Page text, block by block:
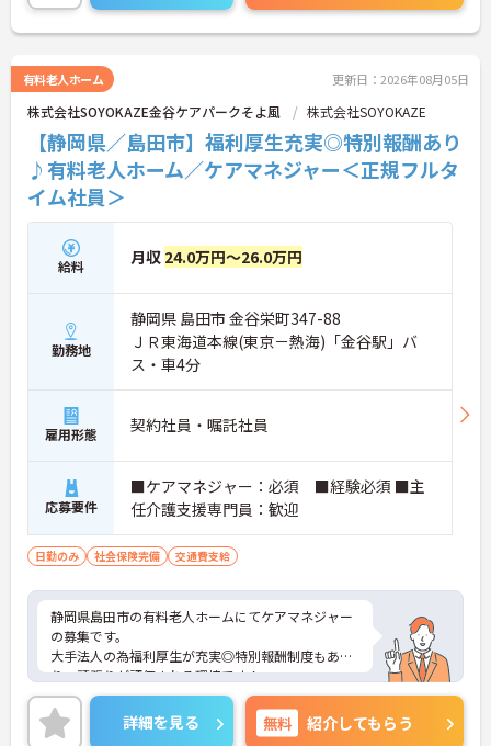
有料老人ホーム 更新日：2026年08月05日
株式会社SOYOKAZE金谷ケアパークそよ風 株式会社SOYOKAZE
【静岡県／島田市】福利厚生充実◎特別報酬あり
♪有料老人ホーム／ケアマネジャー＜正規フルタ
イム社員＞
給料 月収 24.0万円～26.0万円
勤務地
静岡県 島田市 金谷栄町347-88
ＪＲ東海道本線(東京－熱海)「金谷駅」バ
ス・車4分
雇用形態 契約社員・嘱託社員
応募要件
■ケアマネジャー：必須 ■経験必須 ■主
任介護支援専門員：歓迎
日勤のみ 社会保険完備 交通費支給
静岡県島田市の有料老人ホームにてケアマネジャー
の募集です。
大手法人の為福利厚生が充実◎特別報酬制度もあ
り、頑張りが評価される環境です！
リフレッシュ休暇が年間17日とプライベートとの両
立も可能です。
ご興味のある方には、面接対策ポイントなどさらに
詳細を見る 無料 紹介してもらう